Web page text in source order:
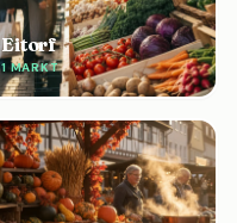
Eitorf
1 MARKT